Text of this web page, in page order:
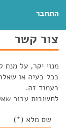
התחבר
צור קשר
מנוי יקר, על מנת
בכל בעיה או
בעמוד זה.
לתשובות עבור
שם מלא (*)